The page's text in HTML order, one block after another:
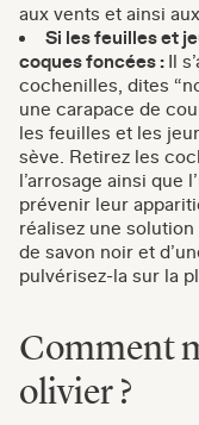
aux vents et ainsi
Si les feuilles et
coques foncées : Il
cochenilles, dites
une carapace de
les feuilles et les
sève. Retirez les
l’arrosage ainsi que
prévenir leur
réalisez une solution
de savon noir et
pulvérisez-la sur la
Comment
olivier ?